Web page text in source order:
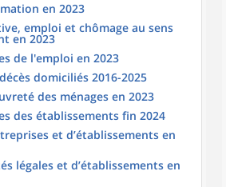
en 2023
emploi et chômage au sens
en 2023
de l'emploi en 2023
domiciliés 2016-2025
des ménages en 2023
des établissements fin 2024
et d’établissements en
légales et d’établissements en